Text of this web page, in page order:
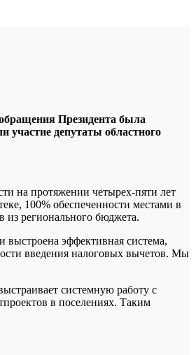
Президента была
депутаты областного
на протяжении четырех-пяти лет
100% обеспеченности местами в
из регионального бюджета.
выстроена эффективная система,
введения налоговых вычетов. Мы
системную работу с
в поселениях. Таким